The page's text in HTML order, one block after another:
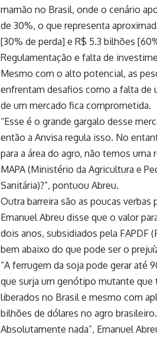
mamão no Brasil, onde o cenário
de 30%, o que representa
[30% de perda] e R$ 5.3 bilhões
Regulamentação e falta de
Mesmo com o alto potencial, as
enfrentam desafios como a falta de
de um mercado fica comprometida.
“Esse é o grande gargalo desse
então a Anvisa regula isso. No
para a área do agro, não temos
MAPA (Ministério da Agricultura e
Sanitária)?”, pontuou Abreu.
Outra barreira são as poucas
Emanuel Abreu disse que o valor
dois anos, subsidiados pela FAPDF
bem abaixo do que pode ser o
“A ferrugem da soja pode gerar até
que surja um genótipo mutante que
liberados no Brasil e mesmo com
bilhões de dólares no agro
Absolutamente nada”, Emanuel